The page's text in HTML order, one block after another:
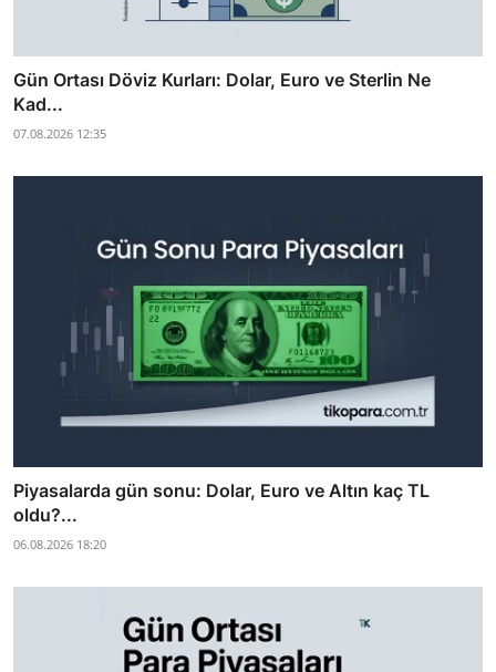
Gün Ortası Döviz Kurları: Dolar, Euro ve Sterlin Ne
Kad...
07.08.2026 12:35
Piyasalarda gün sonu: Dolar, Euro ve Altın kaç TL
oldu?...
06.08.2026 18:20